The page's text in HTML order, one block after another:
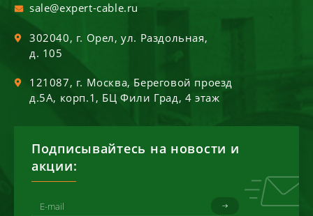
sale@expert-cable.ru
302040, г. Орел,ул. Раздольная,
д. 105
121087, г. Москва, Береговой проезд
д.5А, корп.1, БЦ Фили Град, 4 этаж
Подписывайтесь на новости и
акции: